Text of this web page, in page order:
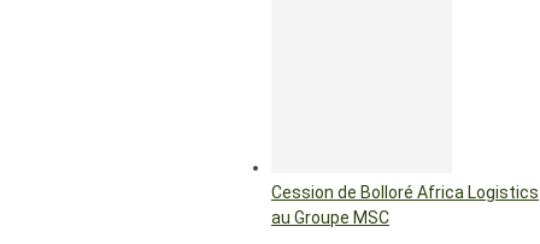
Cession de Bolloré Africa Logistics
au Groupe MSC